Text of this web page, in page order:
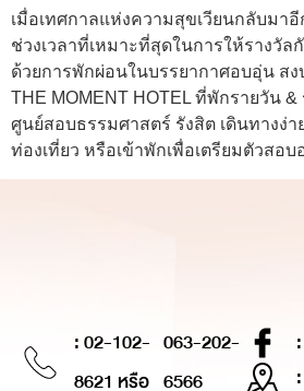
เมื่อเทศกาลแห่งความสุขเวียนกลับมา
ช่วงเวลาที่เหมาะที่สุดในการให้รางวั
ด้วยการพักผ่อนในบรรยากาศอบอุ่น ส
THE MOMENT HOTEL ที่พักรายวัน &
ศูนย์สอบธรรมศาสตร์ รังสิต เดินทางง่
ท่องเที่ยว หรือเข้าพักเพื่อเตรียมตัวสอบ
: 02-102-
8621 หรือ
063-202-
6566